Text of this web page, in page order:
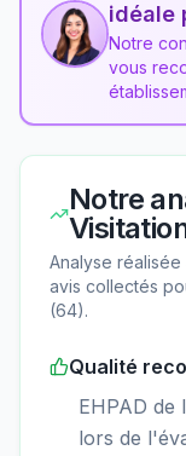
idéale
Notre
vous
Notre
Analyse
avis collectés
(64).
Qualité
EHPAD de
lors de